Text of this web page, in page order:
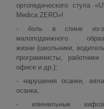
ортопедического стула
Medica ZERO»!
- боль в спине из-
малоподвижного
жизни (школьники,
программисты, работники
офисе и др.);
- нарушения осанки,
осанка;
- ювенильные